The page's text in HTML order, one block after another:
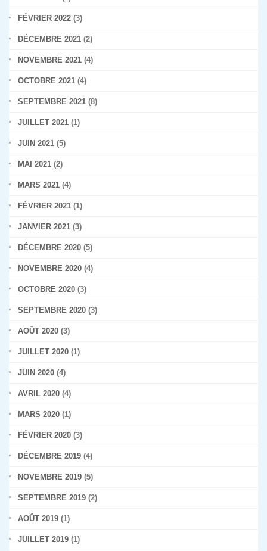
FÉVRIER 2022 (3)
DÉCEMBRE 2021 (2)
NOVEMBRE 2021 (4)
OCTOBRE 2021 (4)
SEPTEMBRE 2021 (8)
JUILLET 2021 (1)
JUIN 2021 (5)
MAI 2021 (2)
MARS 2021 (4)
FÉVRIER 2021 (1)
JANVIER 2021 (3)
DÉCEMBRE 2020 (5)
NOVEMBRE 2020 (4)
OCTOBRE 2020 (3)
SEPTEMBRE 2020 (3)
AOÛT 2020 (3)
JUILLET 2020 (1)
JUIN 2020 (4)
AVRIL 2020 (4)
MARS 2020 (1)
FÉVRIER 2020 (3)
DÉCEMBRE 2019 (4)
NOVEMBRE 2019 (5)
SEPTEMBRE 2019 (2)
AOÛT 2019 (1)
JUILLET 2019 (1)